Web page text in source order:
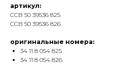
артикул:
CCB 50 39536 825
CCB 50 39536 826
оригинальные номера:
34 11 8 054 825
34 11 8 054 826